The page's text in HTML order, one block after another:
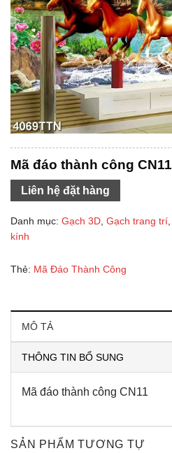
Mã đáo thành công CN11
Liên hệ đặt hàng
Danh mục: Gạch 3D Gạch trang trí
kính
Thẻ: Mã Đáo Thành Công
MÔ TẢ
THÔNG TIN BỔ SUNG
Mã đáo thành công CN11
SẢN PHẨM TƯƠNG TỰ